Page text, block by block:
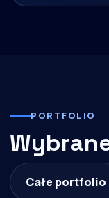
PORTFOLIO
Całe portfolio